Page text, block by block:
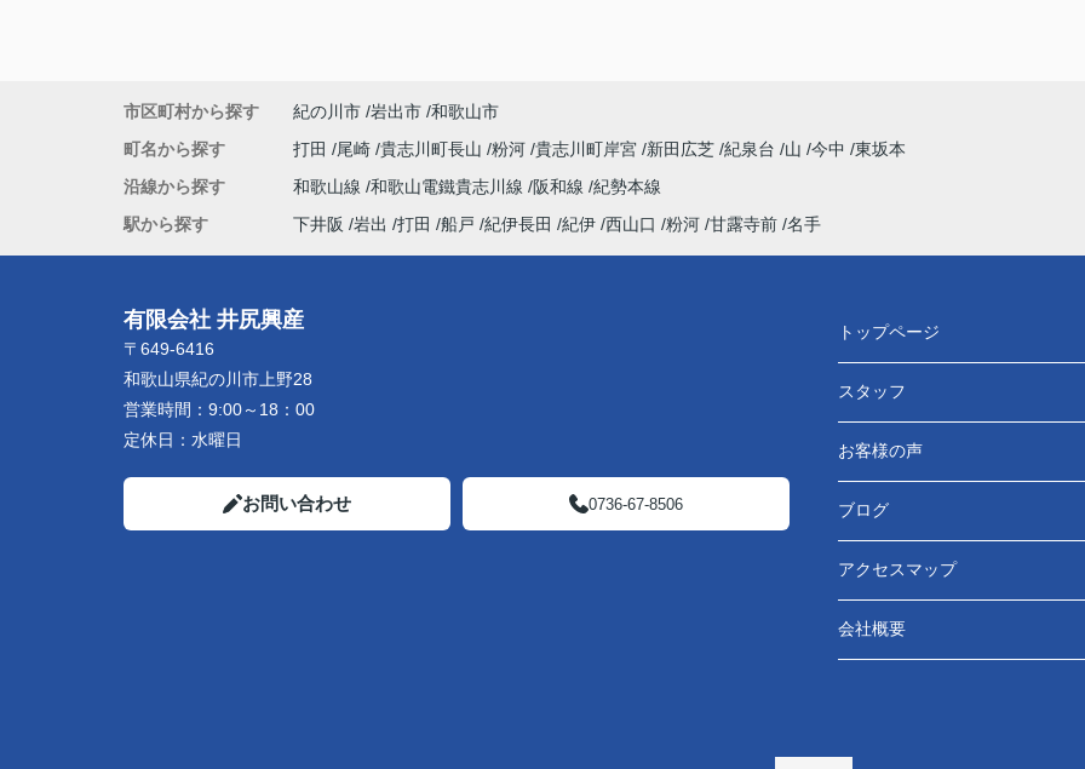
市区町村から探す 紀の川市 岩出市 和歌山市
町名から探す
打田 尾崎 貴志川町長山 粉河 貴志川町岸宮 新田広芝 紀泉台 山 今中
東坂本
沿線から探す
和歌山線 和歌山電鐵貴志川線 阪和線 紀勢本線
駅から探す
下井阪 岩出 打田 船戸 紀伊長田 紀伊 西山口 粉河 甘露寺前 名手
有限会社 井尻興産
〒649-6416
和歌山県紀の川市上野28
営業時間： 9:00～18：00
定休日： 水曜日
お問い合わせ 0736-67-8506
トップページ
スタッフ
お客様の声
ブログ
アクセスマップ
会社概要